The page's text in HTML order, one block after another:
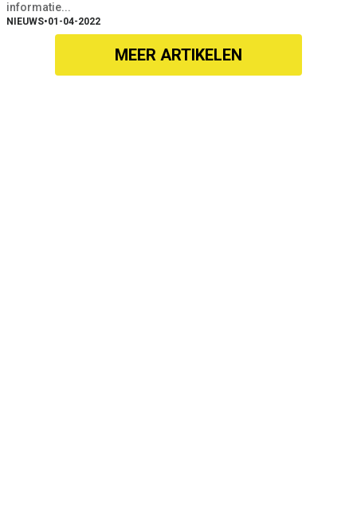
informatie...
NIEUWS•01-04-2022
MEER ARTIKELEN